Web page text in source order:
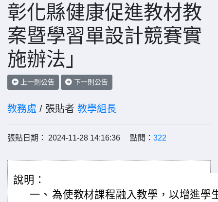
彰化縣健康促進教材教
案暨學習單設計競賽實
施辦法」
上一則公告 下一則公告
教務處 / 張貼者 教學組長
張貼日期： 2024-11-28 14:16:36 點閱： 322
說明：
一、 為使教材課程融入教學，以增進學